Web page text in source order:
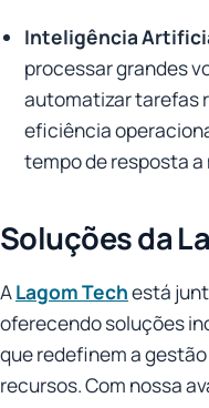
Inteligência
processar grandes
automatizar tarefas
eficiência
tempo de resposta
Soluções da
ALagom Techestá
oferecendo soluções
que redefinem a
recursos. Com nossa